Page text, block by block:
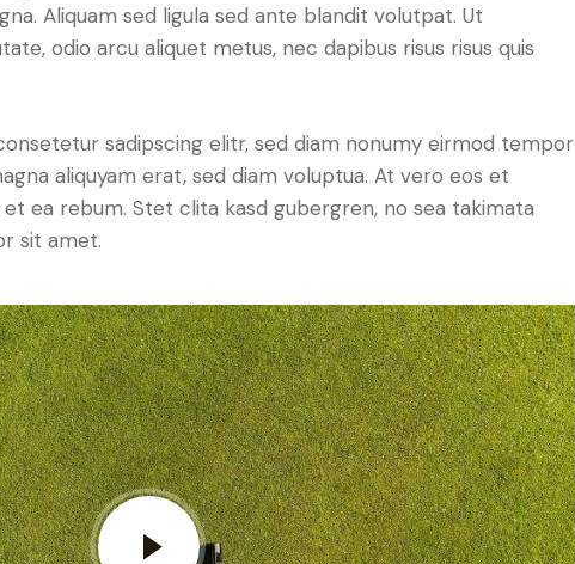
Aliquam sed ligula sed ante blandit volutpat. Ut
odio arcu aliquet metus, nec dapibus risus risus quis
sadipscing elitr, sed diam nonumy eirmod tempor
aliquyam erat, sed diam voluptua. At vero eos et
ea rebum. Stet clita kasd gubergren, no sea takimata
sit amet.